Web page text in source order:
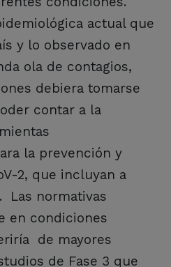
actual que
y lo observado en
ola de contagios,
debiera tomarse
contar a la
la prevención y
2, que incluyan a
Las normativas
en condiciones
de mayores
de Fase 3 que